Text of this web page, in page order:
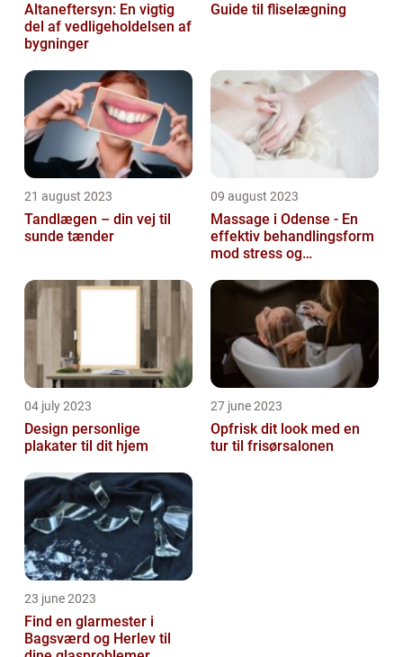
Altaneftersyn: En vigtig
del af vedligeholdelsen af
bygninger
Guide til fliselægning
21 august 2023
Tandlægen – din vej til
sunde tænder
09 august 2023
Massage i Odense - En
effektiv behandlingsform
mod stress og
04 july 2023
Design personlige
plakater til dit hjem
27 june 2023
Opfrisk dit look med en
tur til frisørsalonen
23 june 2023
Find en glarmester i
Bagsværd og Herlev til